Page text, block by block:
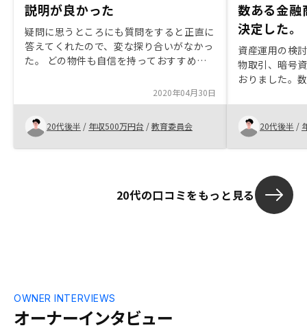
説明が良かった
疑問に思うところにも質問をすると正直に
答えてくれたので、変な探り合いがなかっ
た。 どの物件も自信を持っておすすめし
であれば、表面利回りが高い物件の方がい
いのかなと思った。物件のことはきちんと
結構詰めていきますが、火災保険について
も一緒に詳しく詰められるとありがたい。
地震保険はつけた方がいいのかなども初心
2020年04月30日
20代後半 / 年収500万円台 /教育委員会
数ある金融
決定した。
資産運用の検
物取引、暗号
おりました。
サービスでは
いただけまし
はあると思い
へや営業担当
20代後半 /
20代の口コミをもっと見る
オーナーインタビュー
OWNER INTERVIEWS